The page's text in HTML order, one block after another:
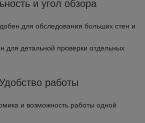
и угол обзора
для обследования больших стен и
для детальной проверки отдельных
работы
и возможность работы одной